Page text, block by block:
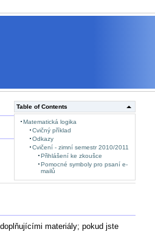
Table of Contents
Matematická logika
Cvičný příklad
Odkazy
Cvičení - zimní semestr 2010/2011
Přihlášení ke zkoušce
Pomocné symboly pro psaní e-
mailů
materiály; pokud jste